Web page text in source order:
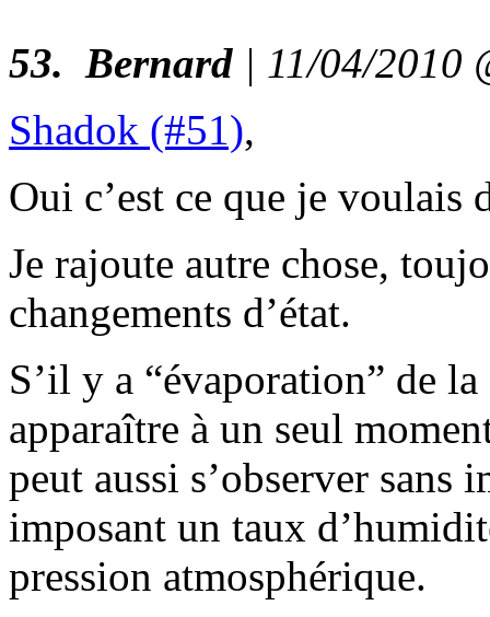
53. Bernard | 11/04/2010
Shadok (#51),
Oui c’est ce que je voulais
Je rajoute autre chose,
changements d’état.
S’il y a “évaporation” de
apparaître à un seul
peut aussi s’observer sans
imposant un taux
pression atmosphérique.